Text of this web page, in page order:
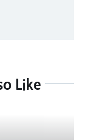
Like